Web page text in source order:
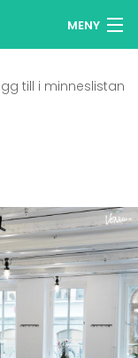
MENY
till i minneslistan